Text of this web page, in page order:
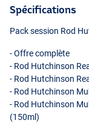
Spécifications
Pack session Rod
- Offre complète
- Rod Hutchinson
- Rod Hutchinson
- Rod Hutchinson
- Rod Hutchinson
(150ml)